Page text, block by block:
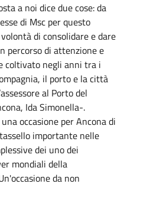
a noi dice due cose: da
di Msc per questo
di consolidare e dare
percorso di attenzione e
coltivato negli anni tra i
il porto e la città
al Porto del
Ida Simonella-.
occasione per Ancona di
importante nelle
dei uno dei
mondiali della
da non